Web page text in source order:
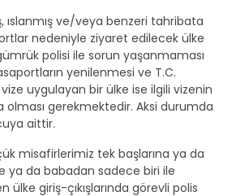
ıslanmış ve/veya benzeri tahribata
nedeniyle ziyaret edilecek ülke
gümrük polisi ile sorun yaşanmaması
yenilenmesi ve T.C.
uygulayan bir ülke ise ilgili vizenin
gerekmektedir. Aksi durumda
aittir.
misafirlerimiz tek başlarına ya da
ya da babadan sadece biri ile
ülke giriş-çıkışlarında görevli polis